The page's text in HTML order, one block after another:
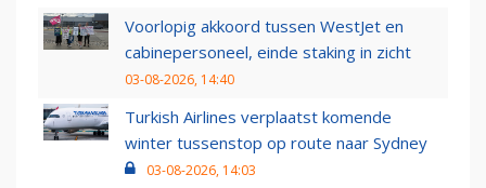
Voorlopig akkoord tussen WestJet en
cabinepersoneel, einde staking in zicht
03-08-2026, 14:40
Turkish Airlines verplaatst komende
winter tussenstop op route naar Sydney
03-08-2026, 14:03